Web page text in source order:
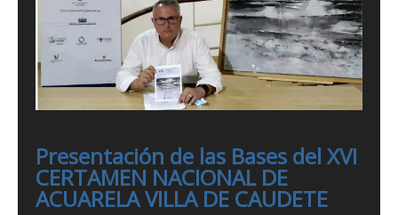
Presentación de las Bases del XVI
CERTAMEN NACIONAL DE
ACUARELA VILLA DE CAUDETE